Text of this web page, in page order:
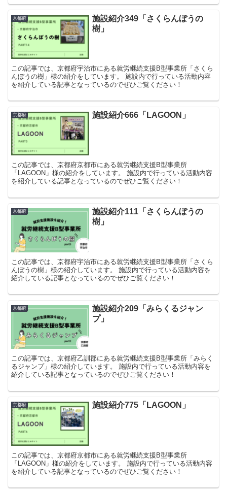
京都府
施設紹介349「さくらんぼうの
樹」
この記事では、京都府宇治市にある就労継続支援B型事業所「さくら
んぼうの樹」様の紹介をしています。 施設内で行っている活動内容
を紹介している記事となっているのでぜひご覧ください！
京都府 施設紹介666「LAGOON」
この記事では、京都府京都市にある就労継続支援B型事業所
「LAGOON」様の紹介をしています。 施設内で行っている活動内容
を紹介している記事となっているのでぜひご覧ください！
京都府
施設紹介111「さくらんぼうの
樹」
この記事では、京都府宇治市にある就労継続支援B型事業所「さくら
んぼうの樹」様の紹介しています。 施設内で行っている活動内容を
紹介している記事となっているのでぜひご覧ください！
京都府
施設紹介209「みらくるジャン
プ」
この記事では、京都府乙訓郡にある就労継続支援B型事業所「みらく
るジャンプ」様の紹介しています。 施設内で行っている活動内容を
紹介している記事となっているのでぜひご覧ください！
京都府 施設紹介775「LAGOON」
この記事では、京都府京都市にある就労継続支援B型事業所
「LAGOON」様の紹介をしています。 施設内で行っている活動内容
を紹介している記事となっているのでぜひご覧ください！